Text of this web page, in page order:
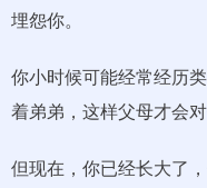
埋怨你。
你小时候可能经常经历
着弟弟，这样父母才会对
但现在，你已经长大了